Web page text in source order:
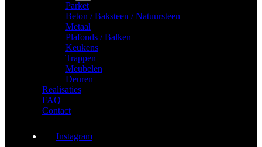
Parket
Beton / Baksteen / Natuursteen
Metaal
Plafonds / Balken
Keukens
Trappen
Meubelen
Deuren
Realisaties
FAQ
Contact
Instagram